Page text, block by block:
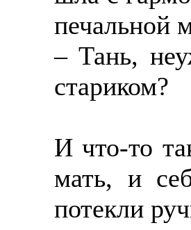
печальной
– Тань,
стариком?
И что-то
мать, и
потекли